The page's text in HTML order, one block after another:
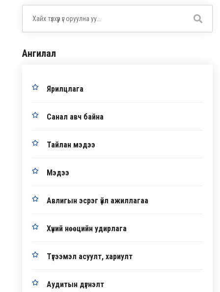
Ангилал
Ярилцлага
Санал авч байна
Тайлан мэдээ
Мэдээ
Авлигын эсрэг үйл ажиллагаа
Хүний нөөцийн удирлага
Түгээмэл асуулт, хариулт
Аудитын дүгнэлт